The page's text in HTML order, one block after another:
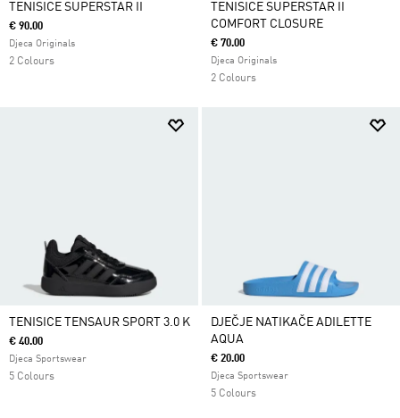
TENISICE SUPERSTAR II
€ 90.00
Djeca Originals
2 Colours
TENISICE SUPERSTAR II
COMFORT CLOSURE
€ 70.00
Djeca Originals
2 Colours
TENISICE TENSAUR SPORT 3.0 K
€ 40.00
Djeca Sportswear
5 Colours
DJEČJE NATIKAČE ADILETTE
AQUA
€ 20.00
Djeca Sportswear
5 Colours